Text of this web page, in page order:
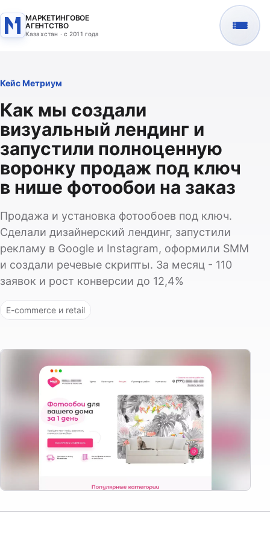
МАРКЕТИНГОВОЕ
АГЕНТСТВО
Казахстан · с 2011 года
Кейс Метриум
Как мы создали
визуальный лендинг и
запустили полноценную
воронку продаж под ключ
в нише фотообои на заказ
Продажа и установка фотообоев под ключ.
Сделали дизайнерский лендинг, запустили
рекламу в Google и Instagram, оформили SMM
и создали речевые скрипты. За месяц - 110
заявок и рост конверсии до 12,4%
E-commerce и retail